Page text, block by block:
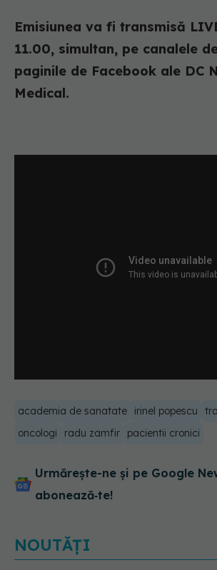
Emisiunea va fi transmisă
11.00, simultan, pe canalele
paginile de Facebook ale DC
Medical.
academia de sanatate irinel popescu
oncologi
radu zamfir pacientii cronici
Urmărește-ne și pe Google
abonează‑te!
NOUTĂȚI